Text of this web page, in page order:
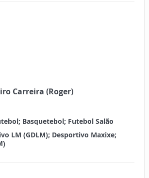
Carreira (Roger)
Basquetebol; Futebol Salão
LM (GDLM); Desportivo Maxixe;